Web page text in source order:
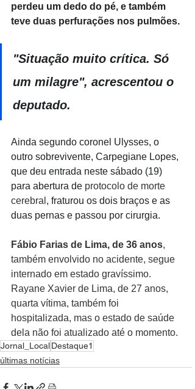
perdeu um dedo do pé, e também
teve duas perfurações nos pulmões.
"Situação muito crítica. Só
um milagre", acrescentou o
deputado.
Ainda segundo coronel Ulysses, o
outro sobrevivente, Carpegiane Lopes,
que deu entrada neste sábado (19)
para abertura de protocolo de morte
cerebral , fraturou os dois braços e as
duas pernas e passou por cirurgia.
Fábio Farias de Lima, de 36 anos,
também envolvido no acidente, segue
internado em estado gravíssimo.
Rayane Xavier de Lima, de 27 anos,
quarta vítima, também foi
hospitalizada, mas o estado de saúde
dela não foi atualizado até o momento.
Jornal_LocalDestaque1
últimas notícias